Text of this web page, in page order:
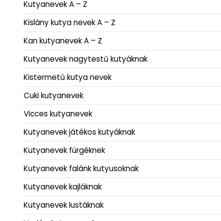
Kutyanevek A – Z
Kislány kutya nevek A – Z
Kan kutyanevek A – Z
Kutyanevek nagytestű kutyáknak
Kistermetű kutya nevek
Cuki kutyanevek
Vicces kutyanevek
Kutyanevek játékos kutyáknak
Kutyanevek fürgéknek
Kutyanevek falánk kutyusoknak
Kutyanevek kajláknak
Kutyanevek lustáknak